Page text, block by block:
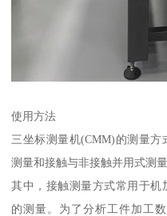
使用方法
三坐标测量机(CMM)的测量
测量和接触与非接触并用式测量
其中，接触测量方式常用于
的测量。为了分析工件加工